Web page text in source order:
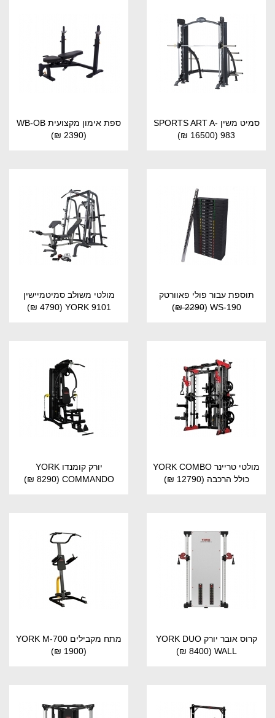
סמיט משין SPORTS ART A-
983
(16500 ₪)
ספת אימון מקצועית WB-OB
(2390 ₪)
תוספת עבור פולי פאוורטק
WS-190
(
2290 ₪
)
מולטי משולב סמיטמיישין
YORK 9101
(4790 ₪)
מולטי טריינר YORK COMBO
כולל הרכבה (12790 ₪)
יורק קומנדו YORK
COMMANDO
(8290 ₪)
קרוס אובר יורק YORK DUO
WALL
(8400 ₪)
מתח מקבילים YORK M-700
(1900 ₪)